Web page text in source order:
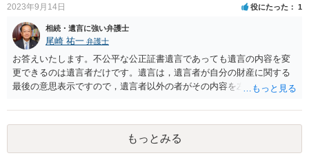
2023年9月14日 役にたった 1
相続・遺言に強い弁護士
尾崎 祐一 弁護士
お答えいたします。不公平な公正証書遺言であっても遺言の内容を変
更できるのは遺言者だけです。遺言は，遺言者が自分の財産に関する
最後の意思表示ですので，遺言者以外の者がその内容を左右させるこ
とはできないのです。
もっとみる